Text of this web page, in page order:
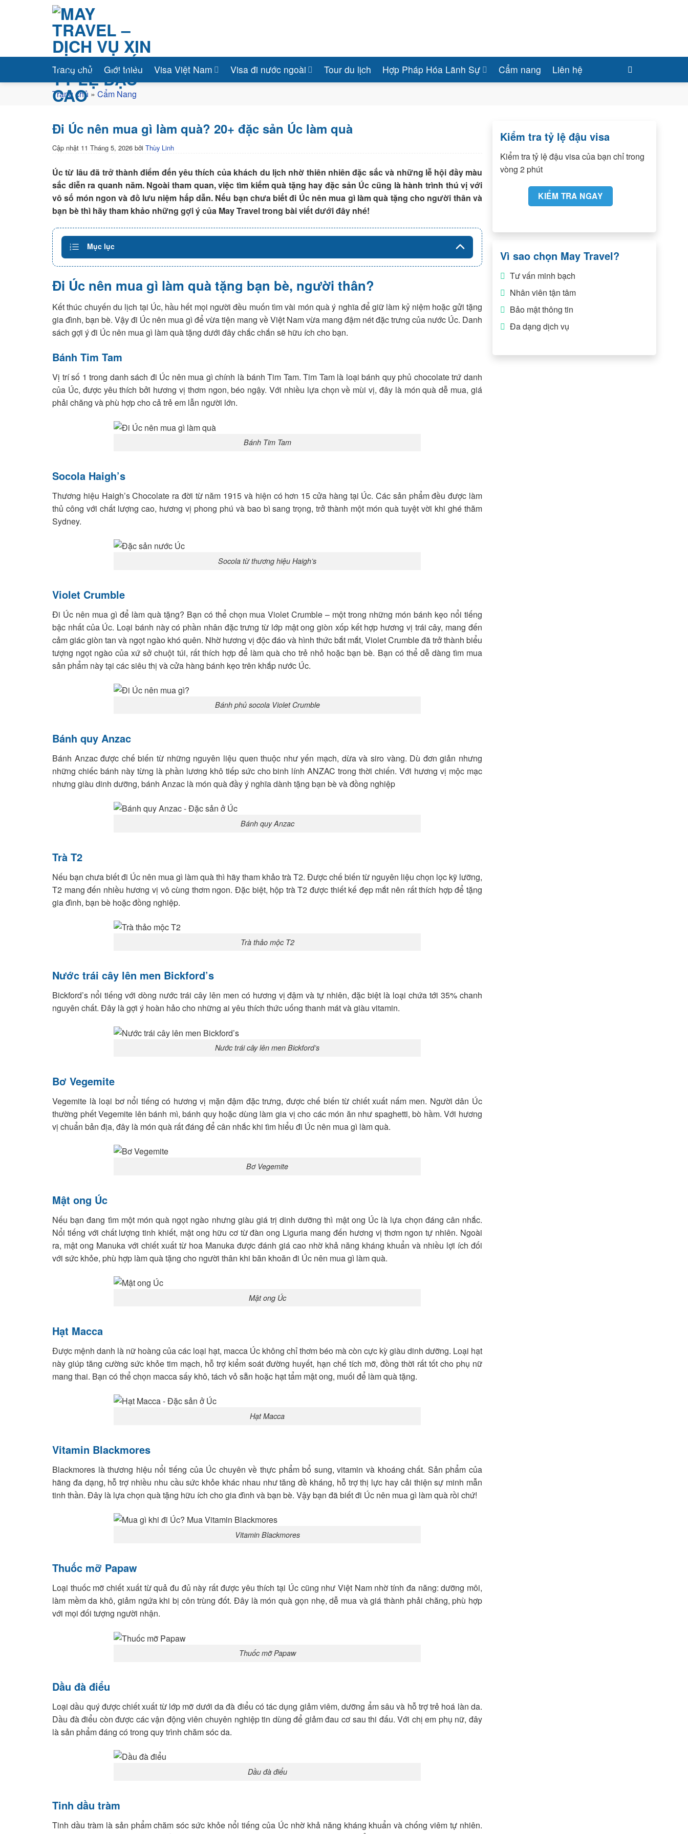
Trang chủ Giới thiệu Visa Việt Nam Visa đi nước ngoài Tour du lịch Hợp Pháp Hóa Lãnh Sự Cẩm nang Liên hệ
Trang chủ » Cẩm Nang
Đi Úc nên mua gì làm quà? 20+ đặc sản Úc làm quà
Cập nhật 11 Tháng 5, 2026 bởi Thùy Linh
Úc từ lâu đã trở thành điểm đến yêu thích của khách du lịch nhờ thiên nhiên đặc sắc và những lễ hội đầy màu
sắc diễn ra quanh năm. Ngoài tham quan, việc tìm kiếm quà tặng hay đặc sản Úc cũng là hành trình thú vị với
vô số món ngon và đồ lưu niệm hấp dẫn. Nếu bạn chưa biết đi Úc nên mua gì làm quà tặng cho người thân và
bạn bè thì hãy tham khảo những gợi ý của May Travel trong bài viết dưới đây nhé!
Mục lục
Đi Úc nên mua gì làm quà tặng bạn bè, người thân?
Kết thúc chuyến du lịch tại Úc, hầu hết mọi người đều muốn tìm vài món quà ý nghĩa để giữ làm kỷ niệm hoặc gửi tặng
gia đình, bạn bè. Vậy đi Úc nên mua gì để vừa tiện mang về Việt Nam vừa mang đậm nét đặc trưng của nước Úc. Danh
sách gợi ý đi Úc nên mua gì làm quà tặng dưới đây chắc chắn sẽ hữu ích cho bạn.
Bánh Tim Tam
Vị trí số 1 trong danh sách đi Úc nên mua gì chính là bánh Tim Tam. Tim Tam là loại bánh quy phủ chocolate trứ danh
của Úc, được yêu thích bởi hương vị thơm ngon, béo ngậy. Với nhiều lựa chọn về mùi vị, đây là món quà dễ mua, giá
phải chăng và phù hợp cho cả trẻ em lẫn người lớn.
Bánh Tim Tam
Socola Haigh’s
Thương hiệu Haigh’s Chocolate ra đời từ năm 1915 và hiện có hơn 15 cửa hàng tại Úc. Các sản phẩm đều được làm
thủ công với chất lượng cao, hương vị phong phú và bao bì sang trọng, trở thành một món quà tuyệt vời khi ghé thăm
Sydney.
Socola từ thương hiệu Haigh’s
Violet Crumble
Đi Úc nên mua gì để làm quà tặng? Bạn có thể chọn mua Violet Crumble – một trong những món bánh kẹo nổi tiếng
bậc nhất của Úc. Loại bánh này có phần nhân đặc trưng từ lớp mật ong giòn xốp kết hợp hương vị trái cây, mang đến
cảm giác giòn tan và ngọt ngào khó quên. Nhờ hương vị độc đáo và hình thức bắt mắt, Violet Crumble đã trở thành biểu
tượng ngọt ngào của xứ sở chuột túi, rất thích hợp để làm quà cho trẻ nhỏ hoặc bạn bè. Bạn có thể dễ dàng tìm mua
sản phẩm này tại các siêu thị và cửa hàng bánh kẹo trên khắp nước Úc.
Bánh phủ socola Violet Crumble
Bánh quy Anzac
Bánh Anzac được chế biến từ những nguyên liệu quen thuộc như yến mạch, dừa và siro vàng. Dù đơn giản nhưng
những chiếc bánh này từng là phần lương khô tiếp sức cho binh lính ANZAC trong thời chiến. Với hương vị mộc mạc
nhưng giàu dinh dưỡng, bánh Anzac là món quà đầy ý nghĩa dành tặng bạn bè và đồng nghiệp
Bánh quy Anzac
Trà T2
Nếu bạn chưa biết đi Úc nên mua gì làm quà thì hãy tham khảo trà T2. Được chế biến từ nguyên liệu chọn lọc kỹ lưỡng,
T2 mang đến nhiều hương vị vô cùng thơm ngon. Đặc biệt, hộp trà T2 được thiết kế đẹp mắt nên rất thích hợp để tặng
gia đình, bạn bè hoặc đồng nghiệp.
Trà thảo mộc T2
Nước trái cây lên men Bickford’s
Bickford’s nổi tiếng với dòng nước trái cây lên men có hương vị đậm và tự nhiên, đặc biệt là loại chứa tới 35% chanh
nguyên chất. Đây là gợi ý hoàn hảo cho những ai yêu thích thức uống thanh mát và giàu vitamin.
Nước trái cây lên men Bickford’s
Bơ Vegemite
Vegemite là loại bơ nổi tiếng có hương vị mặn đậm đặc trưng, được chế biến từ chiết xuất nấm men. Người dân Úc
thường phết Vegemite lên bánh mì, bánh quy hoặc dùng làm gia vị cho các món ăn như spaghetti, bò hầm. Với hương
vị chuẩn bản địa, đây là món quà rất đáng để cân nhắc khi tìm hiểu đi Úc nên mua gì làm quà.
Bơ Vegemite
Mật ong Úc
Nếu bạn đang tìm một món quà ngọt ngào nhưng giàu giá trị dinh dưỡng thì mật ong Úc là lựa chọn đáng cân nhắc.
Nổi tiếng với chất lượng tinh khiết, mật ong hữu cơ từ đàn ong Liguria mang đến hương vị thơm ngon tự nhiên. Ngoài
ra, mật ong Manuka với chiết xuất từ hoa Manuka được đánh giá cao nhờ khả năng kháng khuẩn và nhiều lợi ích đối
với sức khỏe, phù hợp làm quà tặng cho người thân khi băn khoăn đi Úc nên mua gì làm quà.
Mật ong Úc
Hạt Macca
Được mệnh danh là nữ hoàng của các loại hạt, macca Úc không chỉ thơm béo mà còn cực kỳ giàu dinh dưỡng. Loại hạt
này giúp tăng cường sức khỏe tim mạch, hỗ trợ kiểm soát đường huyết, hạn chế tích mỡ, đồng thời rất tốt cho phụ nữ
mang thai. Bạn có thể chọn macca sấy khô, tách vỏ sẵn hoặc hạt tẩm mật ong, muối để làm quà tặng.
Hạt Macca
Vitamin Blackmores
Blackmores là thương hiệu nổi tiếng của Úc chuyên về thực phẩm bổ sung, vitamin và khoáng chất. Sản phẩm của
hãng đa dạng, hỗ trợ nhiều nhu cầu sức khỏe khác nhau như tăng đề kháng, hỗ trợ thị lực hay cải thiện sự minh mẫn
tinh thần. Đây là lựa chọn quà tặng hữu ích cho gia đình và bạn bè. Vậy bạn đã biết đi Úc nên mua gì làm quà rồi chứ!
Vitamin Blackmores
Thuốc mỡ Papaw
Loại thuốc mỡ chiết xuất từ quả đu đủ này rất được yêu thích tại Úc cũng như Việt Nam nhờ tính đa năng: dưỡng môi,
làm mềm da khô, giảm ngứa khi bị côn trùng đốt. Đây là món quà gọn nhẹ, dễ mua và giá thành phải chăng, phù hợp
với mọi đối tượng người nhận.
Thuốc mỡ Papaw
Dầu đà điểu
Loại dầu quý được chiết xuất từ lớp mỡ dưới da đà điểu có tác dụng giảm viêm, dưỡng ẩm sâu và hỗ trợ trẻ hoá làn da.
Dầu đà điểu còn được các vận động viên chuyên nghiệp tin dùng để giảm đau cơ sau thi đấu. Với chị em phụ nữ, đây
là sản phẩm đáng có trong quy trình chăm sóc da.
Dầu đà điểu
Tinh dầu tràm
Tinh dầu tràm là sản phẩm chăm sóc sức khỏe nổi tiếng của Úc nhờ khả năng kháng khuẩn và chống viêm tự nhiên.
Kiểm tra tỷ lệ đậu visa
Kiểm tra tỷ lệ đậu visa của bạn chỉ trong
vòng 2 phút
KIỂM TRA NGAY
Vì sao chọn May Travel?
Tư vấn minh bạch
Nhân viên tận tâm
Bảo mật thông tin
Đa dạng dịch vụ